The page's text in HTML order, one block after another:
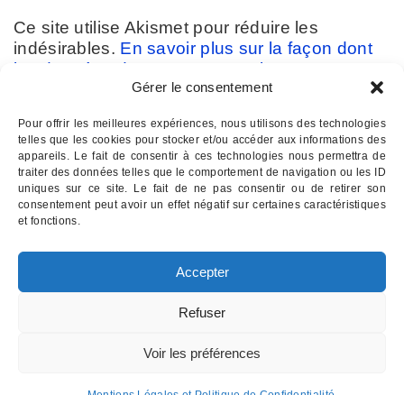
Gérer le consentement
Pour offrir les meilleures expériences, nous utilisons des technologies
telles que les cookies pour stocker et/ou accéder aux informations des
appareils. Le fait de consentir à ces technologies nous permettra de
traiter des données telles que le comportement de navigation ou les ID
uniques sur ce site. Le fait de ne pas consentir ou de retirer son
consentement peut avoir un effet négatif sur certaines caractéristiques
et fonctions.
Accepter
Refuser
Voir les préférences
Ce site utilise Akismet pour réduire les
indésirables. En savoir plus sur la façon dont
les données de vos commentaires sont
Contactez-nous :07 82 11 22 85
INSTITUT D'HYPNOSE PALOIS
Institut d'Hypnose Palois - 17 rue d'Etigny - 64000 PAU